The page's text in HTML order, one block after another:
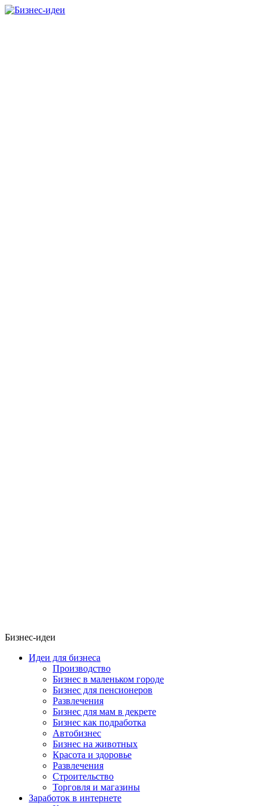
Бизнес-идеи
Идеи для бизнеса
Производство
Бизнес в маленьком городе
Бизнес для пенсионеров
Развлечения
Бизнес для мам в декрете
Бизнес как подработка
Автобизнес
Бизнес на животных
Красота и здоровье
Развлечения
Строительство
Торговля и магазины
Заработок в интернете